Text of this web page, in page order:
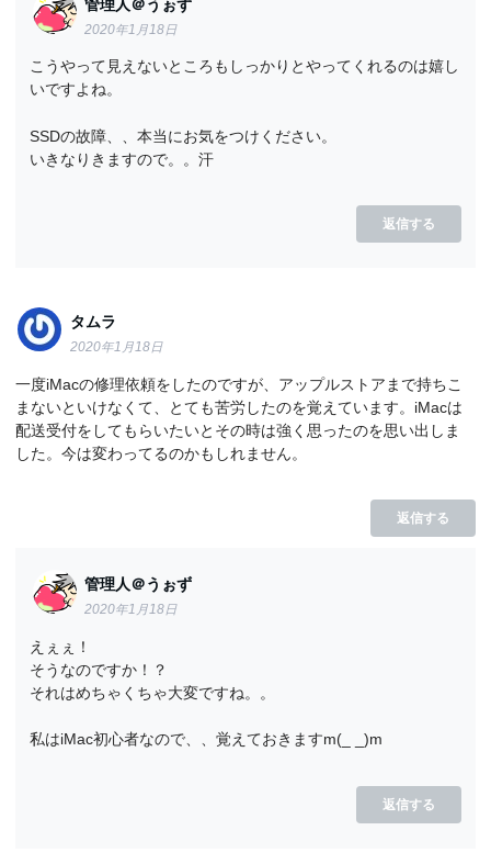
管理人＠うぉず
2020年1月18日
こうやって見えないところもしっかりとやってくれるのは嬉し
いですよね。
SSDの故障、、本当にお気をつけください。
いきなりきますので。。汗
返信する
タムラ
2020年1月18日
一度iMacの修理依頼をしたのですが、アップルストアまで持ちこ
まないといけなくて、とても苦労したのを覚えています。iMacは
配送受付をしてもらいたいとその時は強く思ったのを思い出しま
した。今は変わってるのかもしれません。
返信する
管理人＠うぉず
2020年1月18日
えぇぇ！
そうなのですか！？
それはめちゃくちゃ大変ですね。。
私はiMac初心者なので、、覚えておきますm(_ _)m
返信する